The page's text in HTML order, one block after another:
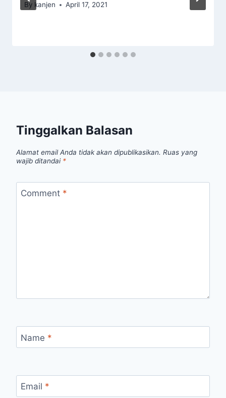
By kanjen April 17, 2021
Tinggalkan Balasan
Alamat email Anda tidak akan dipublikasikan. Ruas yang
wajib ditandai *
Comment *
Name *
Email *